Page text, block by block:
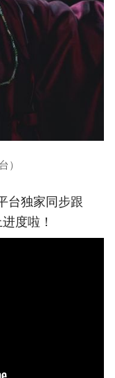
）
台独家同步跟
度啦！